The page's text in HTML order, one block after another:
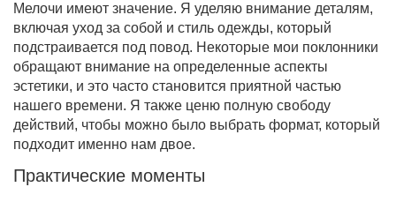
Мелочи имеют значение. Я уделяю внимание деталям,
включая уход за собой и стиль одежды, который
подстраивается под повод. Некоторые мои поклонники
обращают внимание на определенные аспекты
эстетики, и это часто становится приятной частью
нашего времени. Я также ценю полную свободу
действий, чтобы можно было выбрать формат, который
подходит именно нам двое.
Практические моменты